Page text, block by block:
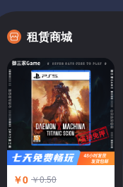
租赁商城
￥0 ￥0.50